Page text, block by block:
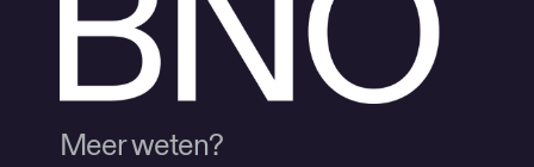
Meer weten?